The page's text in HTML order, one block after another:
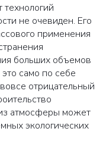
не очевиден. Его
применения
больших объемов
само по себе
отрицательный
атмосферы может
экологических